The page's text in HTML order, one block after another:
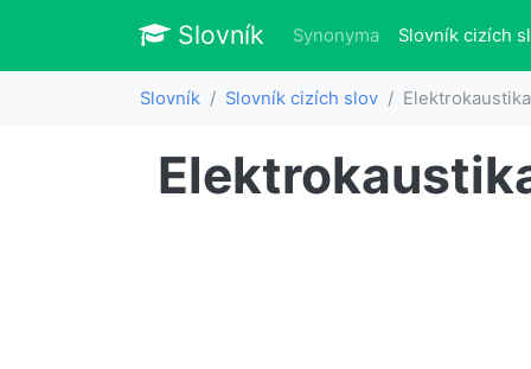
Slovník Slovník
Synonyma Slovník cizích
Slovník Slovník cizích slov Elektrokaustika